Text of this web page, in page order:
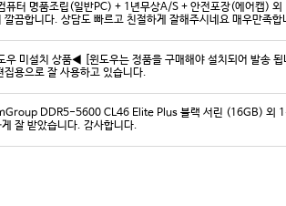
퓨터 명품조립(일반PC) + 1년무상A/S + 안전포장(에어캡)
깔끔합니다. 상담도 빠르고 친절하게 잘해주시네요 매우만족
우 미설치 상품◀ [윈도우는 정품을 구매해야 설치되어 발송
집용으로 잘 사용하고 있습니다.
DDR5-5600 CL46 Elite Plus 블랙 서린 (16GB) 외
잘 받았습니다. 감사합니다.